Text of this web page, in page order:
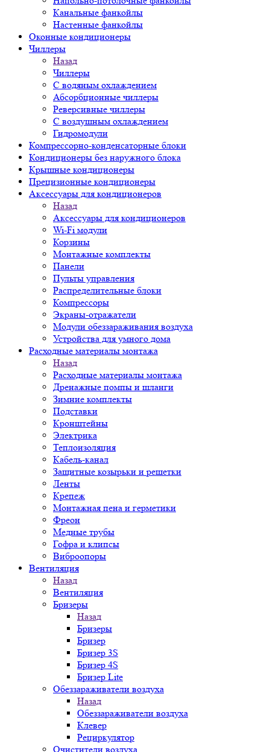
Канальные фанкойлы
Настенные фанкойлы
Оконные кондиционеры
Чиллеры
Назад
Чиллеры
С водяным охлаждением
Абсорбционные чиллеры
Реверсивные чиллеры
С воздушным охлаждением
Гидромодули
Компрессорно-конденсаторные блоки
Кондиционеры без наружного блока
Крышные кондиционеры
Прецизионные кондиционеры
Аксессуары для кондиционеров
Назад
Аксессуары для кондиционеров
Wi-Fi модули
Корзины
Монтажные комплекты
Панели
Пульты управления
Распределительные блоки
Компрессоры
Экраны-отражатели
Модули обеззараживания воздуха
Устройства для умного дома
Расходные материалы монтажа
Назад
Расходные материалы монтажа
Дренажные помпы и шланги
Зимние комплекты
Подставки
Кронштейны
Электрика
Теплоизоляция
Кабель-канал
Защитные козырьки и решетки
Ленты
Крепеж
Монтажная пена и герметики
Фреон
Медные трубы
Гофра и клипсы
Виброопоры
Вентиляция
Назад
Вентиляция
Бризеры
Назад
Бризеры
Бризер
Бризер 3S
Бризер 4S
Бризер Lite
Обеззараживатели воздуха
Назад
Обеззараживатели воздуха
Клевер
Рециркулятор
Очистители воздуха